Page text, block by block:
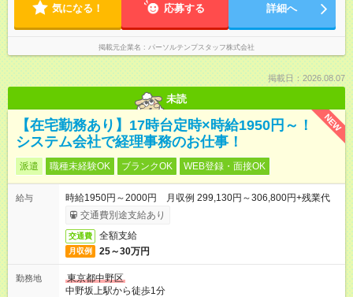
気になる！ 応募する 詳細へ
掲載元企業名 パーソルテンプスタッフ株式会社
掲載日：2026.08.07
未読
NEW
【在宅勤務あり】17時台定時×時給1950円～！
システム会社で経理事務のお仕事！
派遣 職種未経験OK ブランクOK WEB登録・面接OK
給与
時給1950円～2000円 月収例 299,130円～306,800円+残業代
交通費別途支給あり
交通費 全額支給
月収例 25～30万円
勤務地
東京都中野区
中野坂上駅から徒歩1分